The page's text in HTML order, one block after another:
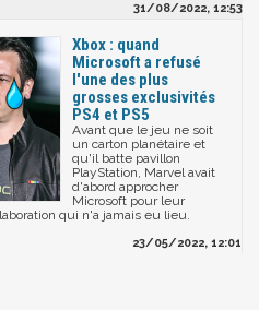
31/08/2022, 12:53
Xbox : quand
Microsoft a refusé
l'une des plus
grosses exclusivités
PS4 et PS5
Avant que le jeu ne soit
un carton planétaire et
qu'il batte pavillon
PlayStation, Marvel avait
d'abord approcher
Microsoft pour leur
qui n'a jamais eu lieu.
23/05/2022, 12:01